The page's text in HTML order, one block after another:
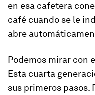
en esa cafetera
café cuando se le
abre
Podemos mirar con
Esta cuarta
sus primeros pasos.